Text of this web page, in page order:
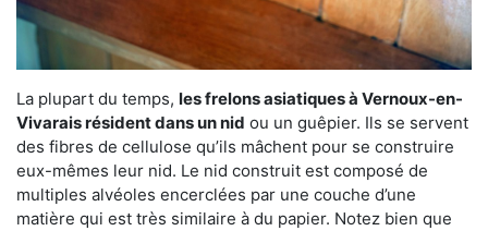
La plupart du temps, les frelons asiatiques à Vernoux-en-
Vivarais résident dans un nid ou un guêpier. Ils se servent
des fibres de cellulose qu’ils mâchent pour se construire
eux-mêmes leur nid. Le nid construit est composé de
multiples alvéoles encerclées par une couche d’une
matière qui est très similaire à du papier. Notez bien que